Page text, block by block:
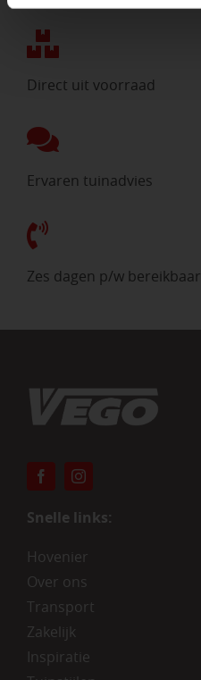
Direct uit voorraad
Ervaren tuinadvies
Zes dagen p/w bereikbaar
Snelle links:
Hovenier
Over ons
Transport
Zakelijk
Inspiratie